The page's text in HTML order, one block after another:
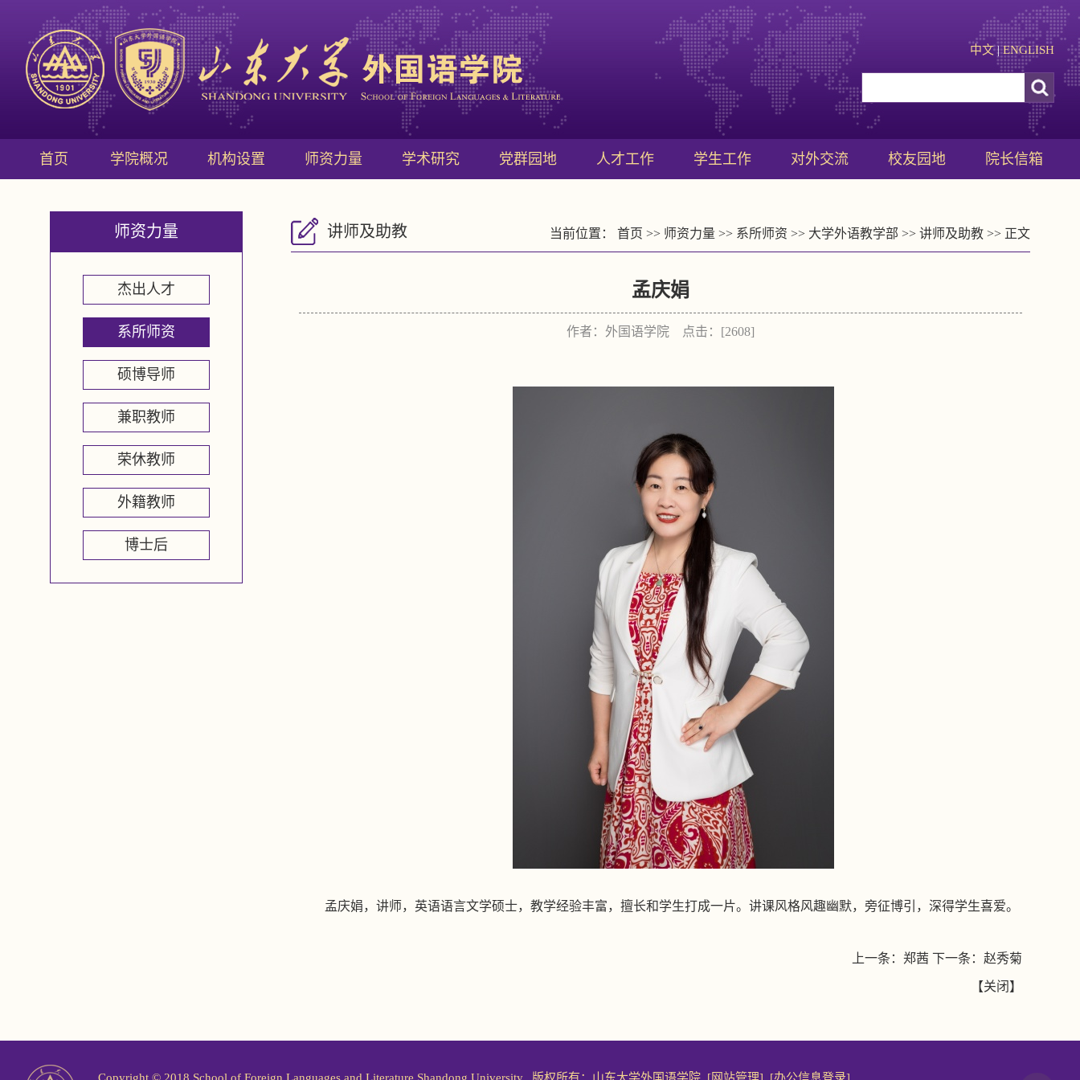
中文|ENGLISH
首页 学院概况 机构设置 师资力量 学术研究 党群园地 人才工作 学生工作 对外交流 校友园地 院长信箱
师资力量
杰出人才
系所师资
硕博导师
兼职教师
荣休教师
外籍教师
博士后
讲师及助教 当前位置： 首页 >> 师资力量 >> 系所师资 >> 大学外语教学部 >> 讲师及助教 >> 正文
孟庆娟
作者：外国语学院 点击：[2608]
孟庆娟，讲师，英语语言文学硕士，教学经验丰富，擅长和学生打成一片。讲课风格风趣幽默，旁征博引，深得学生喜爱。
上一条： 郑茜 下一条： 赵秀菊
【关闭 】